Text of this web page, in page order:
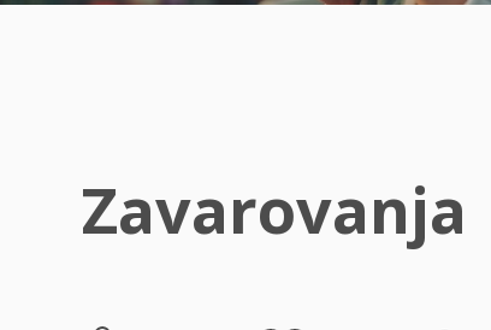
Zavarovanja